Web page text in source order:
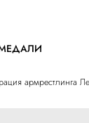
армрестлинга